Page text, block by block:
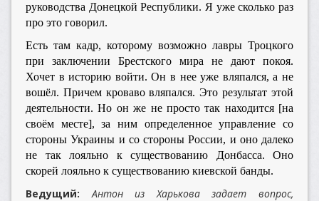
руководства Донецкой Республики. Я уже сколько раз
про это говорил.
Есть там кадр, которому возможно лавры Троцкого
при заключении Брестского мира не дают покоя.
Хочет в историю войти. Он в нее уже вляпался, а не
вошёл. Причем кроваво вляпался. Это результат этой
деятельности. Но он же не просто так находится [на
своём месте], за ним определенное управление со
стороны Украины и со стороны России, и оно далеко
не так лояльно к существованию Донбасса. Оно
скорей лояльно к существованию киевской банды.
Ведущий:
Антон из Харькова задает вопрос,